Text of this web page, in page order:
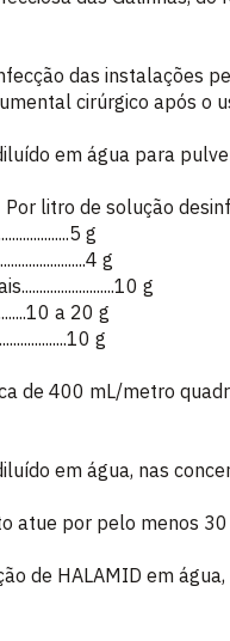
das instalações
cirúrgico após o
em água para
g
g
g
a 20 g
g
de 400 mL/metro
em água, nas
atue por pelo menos
de HALAMID em